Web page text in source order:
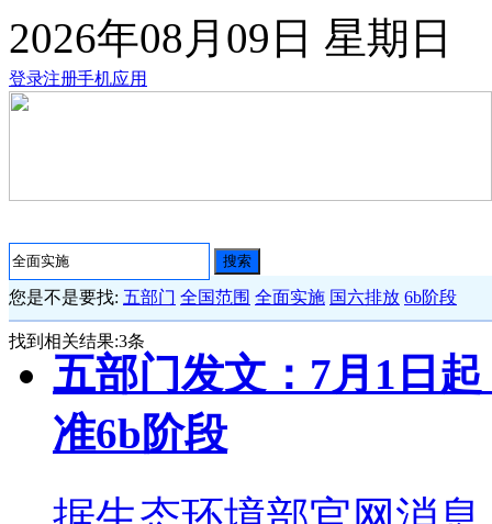
2026年08月09日 星期日
登录注册手机应用
搜索
您是不是要找: 五部门 全国范围 全面实施 国六排放 6b阶段
找到相关结果:3条
五部门发文：7月1日
准6b阶段